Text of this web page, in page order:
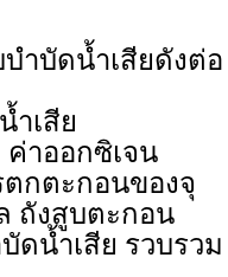
ำบัดน้ำเสียดังต่อ
ำเสีย
าออกซิเจน
กตะกอนของจุ
ถังสูบตะกอน
ดน้ำเสีย รวบรวม